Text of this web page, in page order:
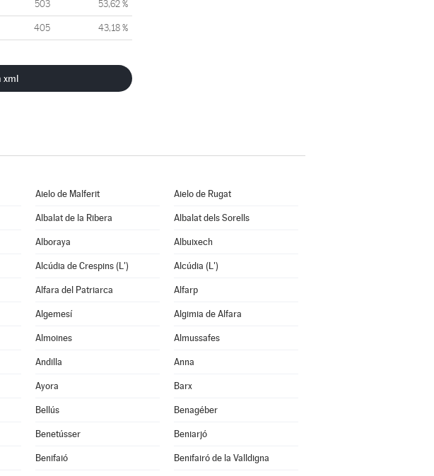
503 53,62 %
405 43,18 %
xml
Aielo de Malferit Aielo de Rugat
Albalat de la Ribera Albalat dels Sorells
Alboraya Albuixech
Alcúdia de Crespins (L') Alcúdia (L')
Alfara del Patriarca Alfarp
Algemesí Algimia de Alfara
Almoines Almussafes
Andilla Anna
Ayora Barx
Bellús Benagéber
Benetússer Beniarjó
Benifaió Benifairó de la Valldigna